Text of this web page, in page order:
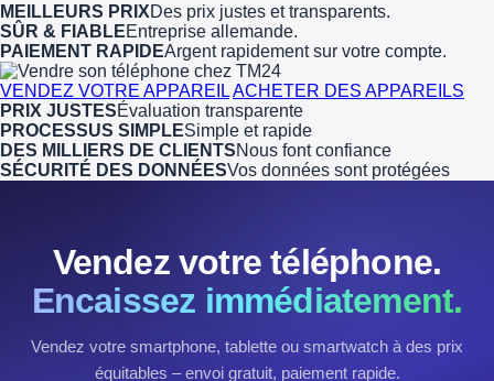
MEILLEURS PRIXDes prix justes et transparents.
SÛR & FIABLEEntreprise allemande.
PAIEMENT RAPIDEArgent rapidement sur votre compte.
VENDEZ VOTRE APPAREILACHETER DES APPAREILS
PRIX JUSTESÉvaluation transparente
PROCESSUS SIMPLESimple et rapide
DES MILLIERS DE CLIENTSNous font confiance
SÉCURITÉ DES DONNÉESVos données sont protégées
Vendez votre téléphone.
Encaissez immédiatement.
Vendez votre smartphone, tablette ou smartwatch à des prix
équitables – envoi gratuit, paiement rapide.